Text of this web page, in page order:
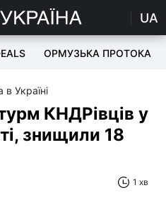
UA
ОРМУЗЬКА ПРОТОКА
в Україні
КНДРівців у
знищили 18
1 хв